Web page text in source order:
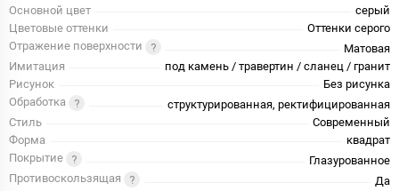
Основной цвет
серый
Цветовые оттенки
Оттенки серого
Отражение поверхности
Матовая
Имитация
под камень / травертин / сланец / гранит
Рисунок
Без рисунка
Обработка
структурированная, ректифицированная
Стиль
Современный
Форма
квадрат
Покрытие
Глазурованное
Противоскользящая
Да